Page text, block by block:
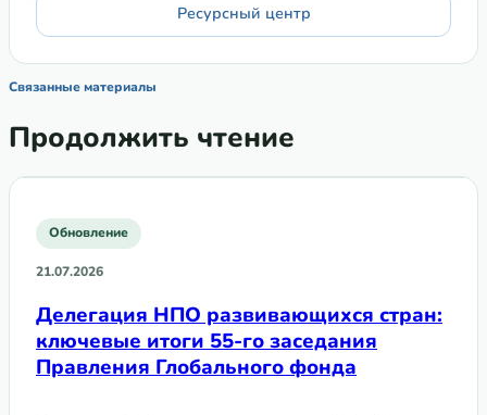
Ресурсный центр
Связанные материалы
Продолжить чтение
Обновление
21.07.2026
Делегация НПО развивающихся стран:
ключевые итоги 55-го заседания
Правления Глобального фонда